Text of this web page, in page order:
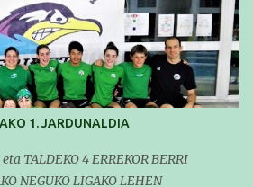
1. JARDUNALDIA
TALDEKO 4 ERREKOR BERRI
NEGUKO LIGAKO LEHEN